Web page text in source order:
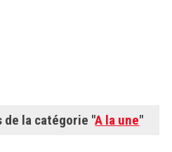
la catégorie "A la une"